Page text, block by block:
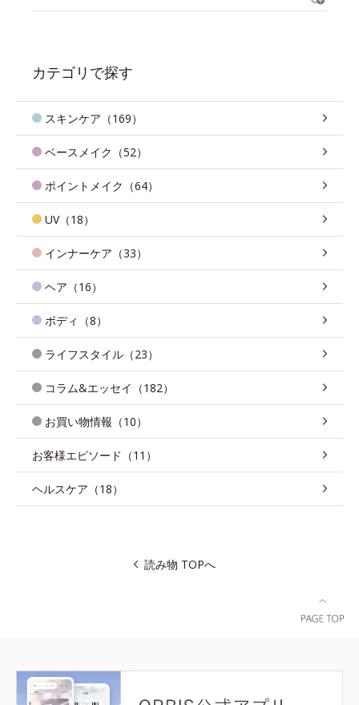
カテゴリで探す
スキンケア（169）
ベースメイク（52）
ポイントメイク（64）
UV（18）
インナーケア（33）
ヘア（16）
ボディ（8）
ライフスタイル（23）
コラム&エッセイ（182）
お買い物情報（10）
お客様エピソード（11）
ヘルスケア（18）
読み物 TOPへ